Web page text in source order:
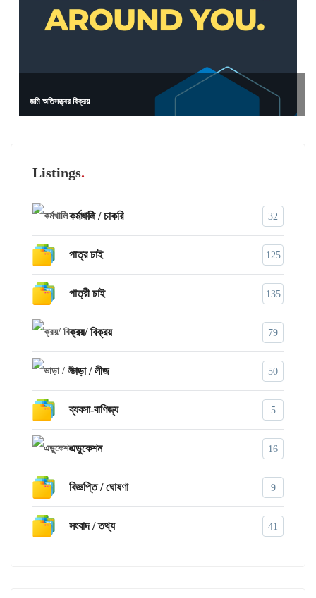
জমি অতিসত্ত্বর বিক্রয়
Listings
কর্মখালি / চাকরি 32
পাত্র চাই 125
পাত্রী চাই 135
ক্রয়/ বিক্রয় 79
ভাড়া / লীজ 50
ব্যবসা-বাণিজ্য 5
এডুকেশন 16
বিজ্ঞপ্তি / ঘোষণা 9
সংবাদ / তথ্য 41